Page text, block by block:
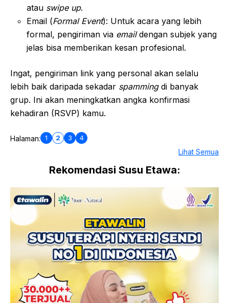
atau swipe up.
Email (Formal Event): Untuk acara yang lebih
formal, pengiriman via emaildengan subjek yang
jelas bisa memberikan kesan profesional.
Ingat, pengiriman link yang personal akan selalu
lebih baik daripada sekadar spammingdi banyak
grup. Ini akan meningkatkan angka konfirmasi
kehadiran (RSVP) kamu.
Halaman: 1 2 3 4
Lihat Semua
Rekomendasi Susu Etawa: